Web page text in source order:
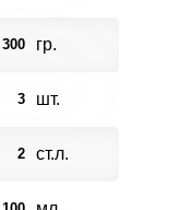
300 гр.
3 шт.
2 ст.л.